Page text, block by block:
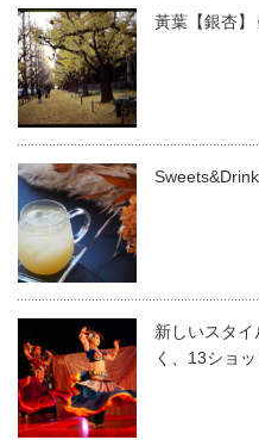
黃葉【銀杏】
新しいスタ
く、13ショッ